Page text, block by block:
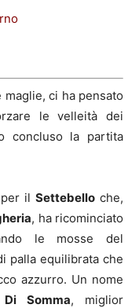
maglie, ci ha pensato
le velleità dei
concluso la partita
il Settebelloche,
, ha ricominciato
le mosse del
palla equilibrata che
azzurro. Un nome
Di Somma, miglior